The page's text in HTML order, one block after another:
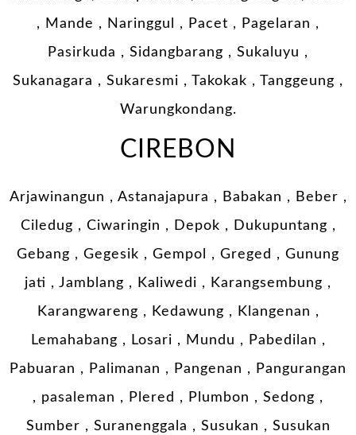
, Mande , Naringgul , Pacet , Pagelaran ,
Pasirkuda , Sidangbarang , Sukaluyu ,
Sukanagara , Sukaresmi , Takokak , Tanggeung ,
Warungkondang.
CIREBON
Arjawinangun , Astanajapura , Babakan , Beber ,
Ciledug , Ciwaringin , Depok , Dukupuntang ,
Gebang , Gegesik , Gempol , Greged , Gunung
jati , Jamblang , Kaliwedi , Karangsembung ,
Karangwareng , Kedawung , Klangenan ,
Lemahabang , Losari , Mundu , Pabedilan ,
Pabuaran , Palimanan , Pangenan , Pangurangan
, pasaleman , Plered , Plumbon , Sedong ,
Sumber , Suranenggala , Susukan , Susukan